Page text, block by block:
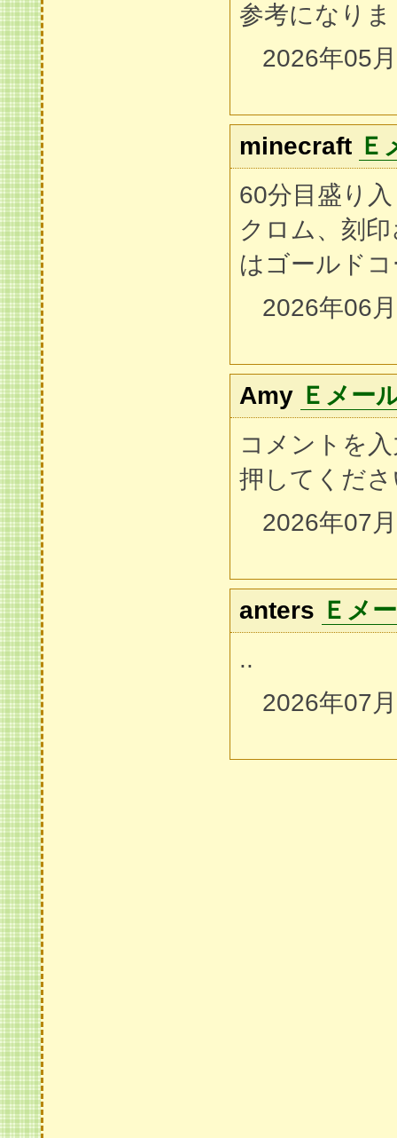
参考になり
2026年05
minecraft Ｅ
60分目盛り
クロム、刻
はゴールド
2026年06
Amy Ｅメー
コメントを
押してくだ
2026年07
anters Ｅメ
..
2026年07